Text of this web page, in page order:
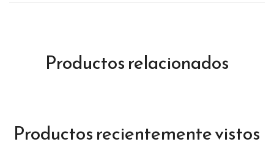
Productos relacionados
Productos recientemente vistos